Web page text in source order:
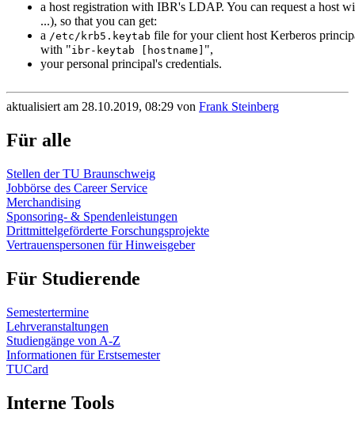
a host registration with IBR's LDAP. You can request a host
...), so that you can get:
a /etc/krb5.keytab file for your client host Kerberos
with "ibr-keytab [hostname] ",
your personal principal's credentials.
aktualisiert am 28.10.2019, 08:29 von Frank Steinberg
Für alle
Stellen der TU Braunschweig
Jobbörse des Career Service
Merchandising
Sponsoring- & Spendenleistungen
Drittmittelgeförderte Forschungsprojekte
Vertrauenspersonen für Hinweisgeber
Für Studierende
Semestertermine
Lehrveranstaltungen
Studiengänge von A-Z
Informationen für Erstsemester
TUCard
Interne Tools